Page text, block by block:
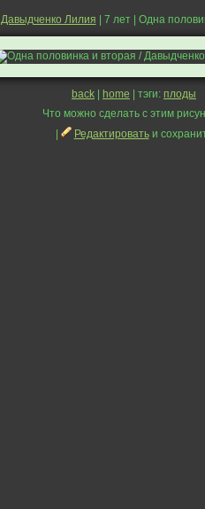
Давыдченко Лилия | 7 лет | Одна
back home | тэги: плоды
Что можно сделать с этим
Редактироватьи